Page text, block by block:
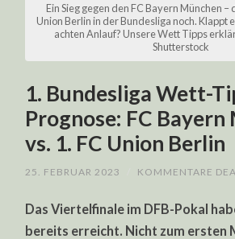
Ein Sieg gegen den FC Bayern München –
Union Berlin in der Bundesliga noch. Klappt
achten Anlauf? Unsere Wett Tipps
Shutterstock
1. Bundesliga Wett-
Prognose: FC Bayern
vs. 1. FC Union Berlin
25. FEBRUAR 2023 KOMMENTARE
Das Viertelfinale im DFB-Pokal
bereits erreicht. Nicht zum ersten